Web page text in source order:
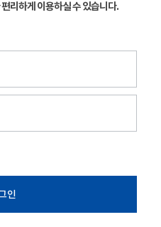
리하게 이용하실 수 있습니다.
인